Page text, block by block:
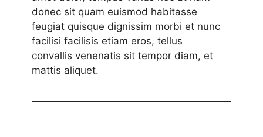
donec sit quam euismod habitasse
feugiat quisque dignissim morbi et nunc
facilisi facilisis etiam eros, tellus
convallis venenatis sit tempor diam, et
mattis aliquet.